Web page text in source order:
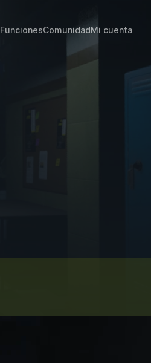
FuncionesComunidadMi cuenta